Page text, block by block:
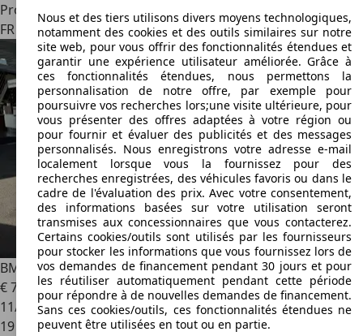
Professionnel
FR 57000Metz
BMW 340 M340dA xDrive 340ch M Performance
€ 78 900
11/2024
19 035 km
Nous et des tiers utilisons divers moyens technologiques,
notamment des cookies et des outils similaires sur notre
site web, pour vous offrir des fonctionnalités étendues et
garantir une expérience utilisateur améliorée. Grâce à
ces fonctionnalités étendues, nous permettons la
personnalisation de notre offre, par exemple pour
poursuivre vos recherches lors;une visite ultérieure, pour
vous présenter des offres adaptées à votre région ou
pour fournir et évaluer des publicités et des messages
personnalisés. Nous enregistrons votre adresse e-mail
localement lorsque vous la fournissez pour des
recherches enregistrées, des véhicules favoris ou dans le
cadre de l'évaluation des prix. Avec votre consentement,
des informations basées sur votre utilisation seront
transmises aux concessionnaires que vous contacterez.
Certains cookies/outils sont utilisés par les fournisseurs
pour stocker les informations que vous fournissez lors de
vos demandes de financement pendant 30 jours et pour
les réutiliser automatiquement pendant cette période
pour répondre à de nouvelles demandes de financement.
Sans ces cookies/outils, ces fonctionnalités étendues ne
peuvent être utilisées en tout ou en partie.